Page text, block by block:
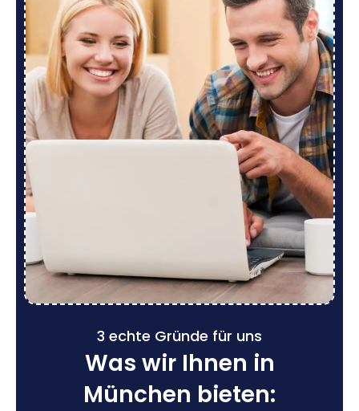
3 echte Gründe für uns
Was wir Ihnen in
München bieten: